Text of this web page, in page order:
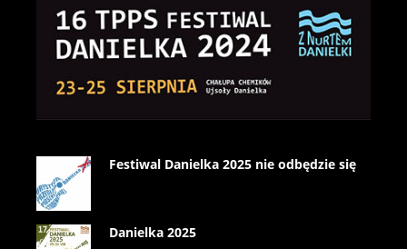
Festiwal Danielka 2025 nie odbędzie się
Danielka 2025